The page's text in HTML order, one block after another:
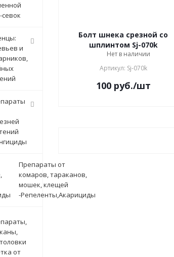
Болт шнека срезной со
шплинтом Sj-070k
Нет в наличии
Артикул: Sj-070k
100руб./шт
севок
и
Препараты от
комаров, тараканов,
мошек, клещей
-Репеленты,Акарициды
от